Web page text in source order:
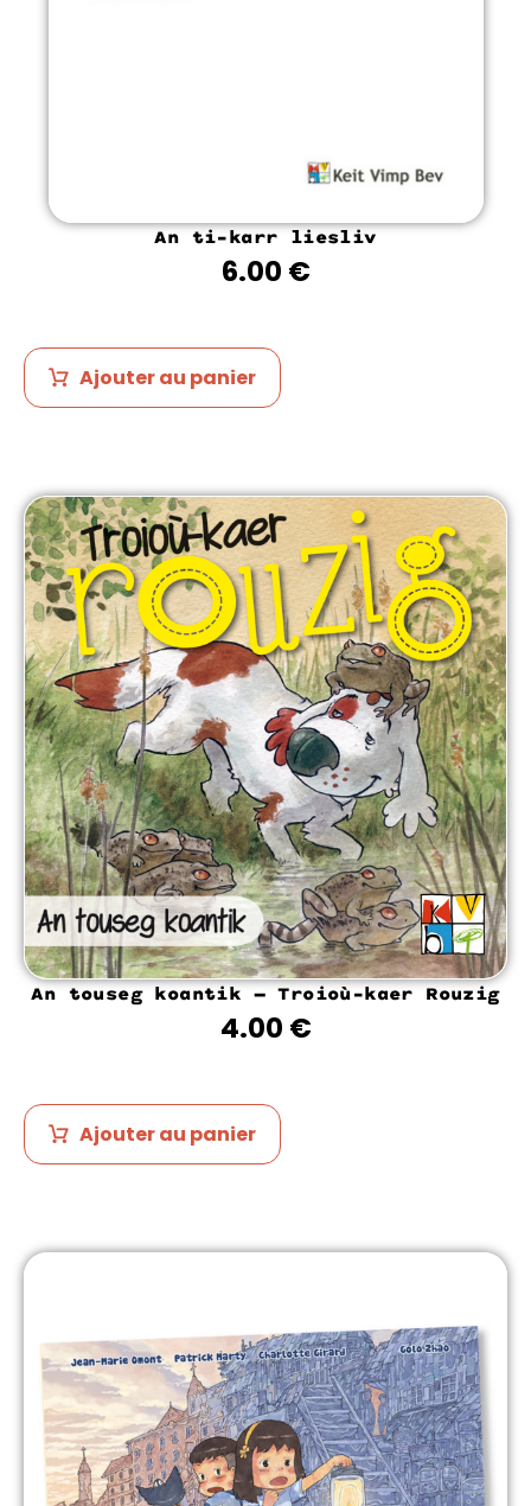
An ti-karr liesliv
6.00 €
Ajouter au panier
An touseg koantik – Troioù-kaer Rouzig
4.00 €
Ajouter au panier